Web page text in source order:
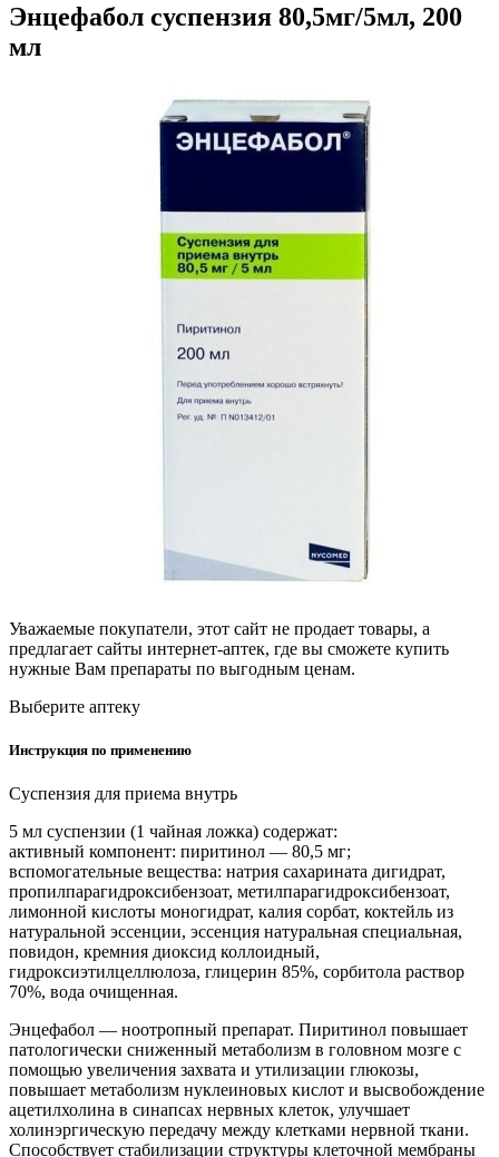
Энцефабол суспензия 80,5мг/5мл, 200
мл
Уважаемые покупатели, этот сайт не продает товары, а
предлагает сайты интернет-аптек, где вы сможете купить
нужные Вам препараты по выгодным ценам.
Выберите аптеку
Инструкция по применению
Суспензия для приема внутрь
5 мл суспензии (1 чайная ложка) содержат:
активный компонент: пиритинол — 80,5 мг;
вспомогательные вещества: натрия сахарината дигидрат,
пропилпарагидроксибензоат, метилпарагидроксибензоат,
лимонной кислоты моногидрат, калия сорбат, коктейль из
натуральной эссенции, эссенция натуральная специальная,
повидон, кремния диоксид коллоидный,
гидроксиэтилцеллюлоза, глицерин 85%, сорбитола раствор
70%, вода очищенная.
Энцефабол — ноотропный препарат. Пиритинол повышает
патологически сниженный метаболизм в головном мозге с
помощью увеличения захвата и утилизации глюкозы,
повышает метаболизм нуклеиновых кислот и высвобождение
ацетилхолина в синапсах нервных клеток, улучшает
холинэргическую передачу между клетками нервной ткани.
Способствует стабилизации структуры клеточной мембраны